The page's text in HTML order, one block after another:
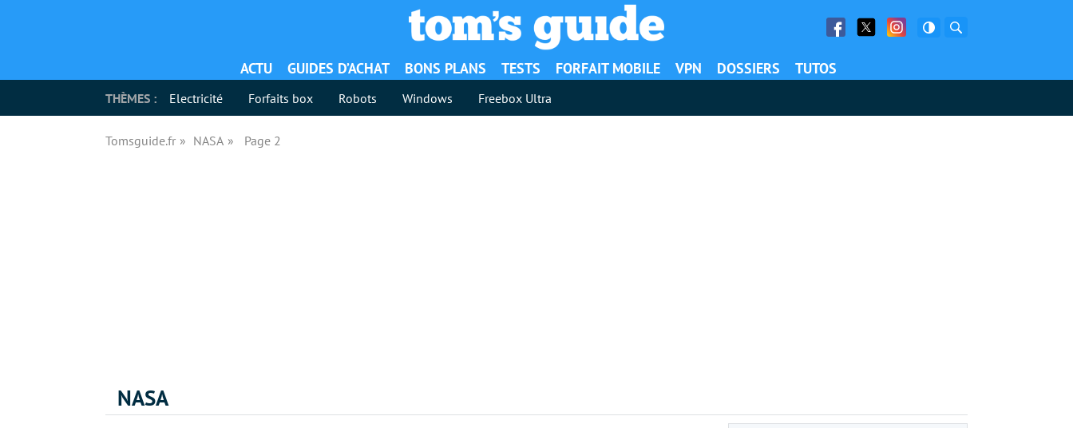
Facebook
Twitter Facebook
ACTU GUIDES D’ACHAT BONS PLANS TESTS FORFAIT MOBILE VPN DOSSIERS TUTOS
THÈMES : Electricité Forfaits box Robots Windows Freebox Ultra
Tomsguide.fr NASA Page 2
NASA